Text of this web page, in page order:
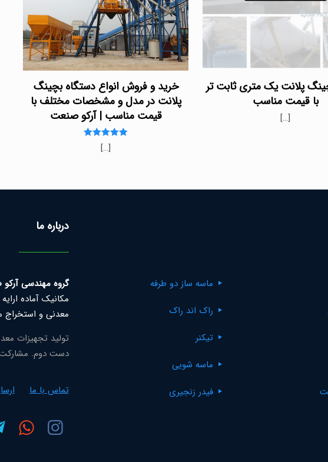
پلانت یک متری ثابت تر
با قیمت مناسب
[…]
خرید و فروش انواع دستگاه بچینگ
پلانت در مدل و مشخصات مختلف با
قیمت مناسب | آرکو صنعت
Rated
5.00
[…]
ماسه ساز دو طرفه
راک اند راک
تیکنر
ماسه شویی
فیدر زنجیری
درباره ما
گروه مهندسی
مکانیک آماده
معدنی و استخراج
تولید تجهیزات
دست دوم. مشارکت
تماس با ما